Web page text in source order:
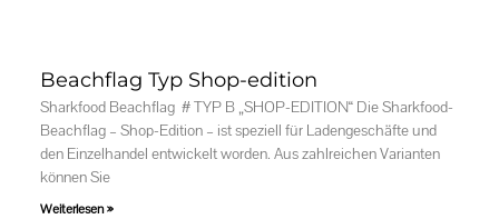
Beachflag Typ Shop-edition
Sharkfood Beachflag # TYP B „SHOP-EDITION“ Die Sharkfood-
Beachflag – Shop-Edition – ist speziell für Ladengeschäfte und
den Einzelhandel entwickelt worden. Aus zahlreichen Varianten
können Sie
Weiterlesen »